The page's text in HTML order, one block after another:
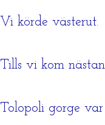
Vi körde västerut.
Tills vi kom
Tolopoli gorge